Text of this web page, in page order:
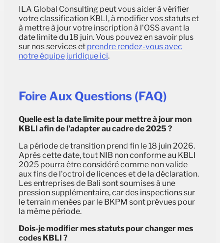
ILA Global Consulting peut vous aider à vérifier
votre classification KBLI, à modifier vos statuts et
à mettre à jour votre inscription à l'OSS avant la
date limite du 18 juin. Vous pouvez en savoir plus
sur nos services et prendre rendez-vous avec
notre équipe juridique ici.
Foire Aux Questions (FAQ)
Quelle est la date limite pour mettre à jour mon
KBLI afin de l'adapter au cadre de 2025 ?
La période de transition prend fin le 18 juin 2026.
Après cette date, tout NIB non conforme au KBLI
2025 pourra être considéré comme non valide
aux fins de l'octroi de licences et de la déclaration.
Les entreprises de Bali sont soumises à une
pression supplémentaire, car des inspections sur
le terrain menées par le BKPM sont prévues pour
la même période.
Dois-je modifier mes statuts pour changer mes
codes KBLI ?